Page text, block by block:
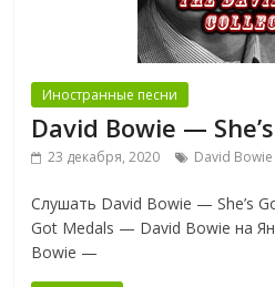
Иностранные песни
David Bowie —
23 декабря, 2020 David Bowie
Слушать David Bowie — She’s
Got Medals — David Bowie на
Bowie —